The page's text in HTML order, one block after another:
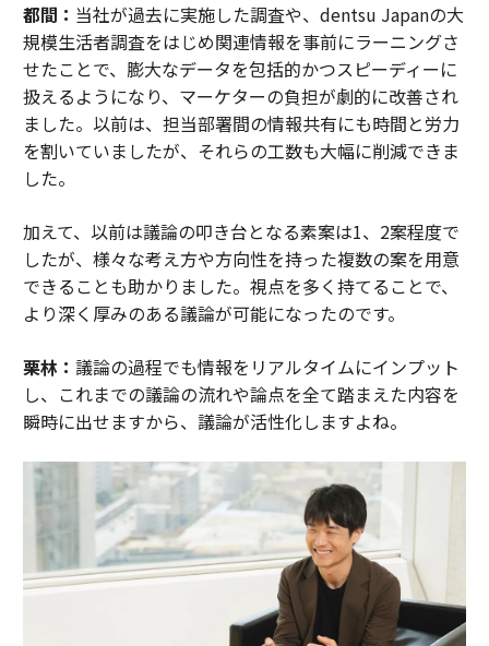
都間： 当社が過去に実施した調査や、dentsu Japanの大
規模生活者調査をはじめ関連情報を事前にラーニングさ
せたことで、膨大なデータを包括的かつスピーディーに
扱えるようになり、マーケターの負担が劇的に改善され
ました。以前は、担当部署間の情報共有にも時間と労力
を割いていましたが、それらの工数も大幅に削減できま
した。
加えて、以前は議論の叩き台となる素案は1、2案程度で
したが、様々な考え方や方向性を持った複数の案を用意
できることも助かりました。視点を多く持てることで、
より深く厚みのある議論が可能になったのです。
栗林： 議論の過程でも情報をリアルタイムにインプット
し、これまでの議論の流れや論点を全て踏まえた内容を
瞬時に出せますから、議論が活性化しますよね。